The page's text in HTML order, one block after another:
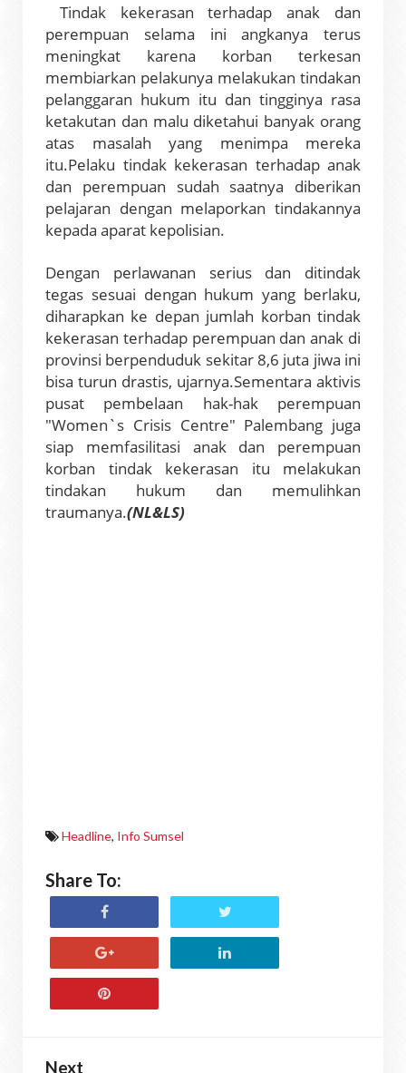
Tindak kekerasan terhadap anak dan
perempuan selama ini angkanya terus
meningkat karena korban terkesan
membiarkan pelakunya melakukan tindakan
pelanggaran hukum itu dan tingginya rasa
ketakutan dan malu diketahui banyak orang
atas masalah yang menimpa mereka
itu.Pelaku tindak kekerasan terhadap anak
dan perempuan sudah saatnya diberikan
pelajaran dengan melaporkan tindakannya
kepada aparat kepolisian.
Dengan perlawanan serius dan ditindak
tegas sesuai dengan hukum yang berlaku,
diharapkan ke depan jumlah korban tindak
kekerasan terhadap perempuan dan anak di
provinsi berpenduduk sekitar 8,6 juta jiwa ini
bisa turun drastis, ujarnya.Sementara aktivis
pusat pembelaan hak-hak perempuan
"Women`s Crisis Centre" Palembang juga
siap memfasilitasi anak dan perempuan
korban tindak kekerasan itu melakukan
tindakan hukum dan memulihkan
traumanya.(NL&LS)
Headline, Info Sumsel
Share To:
Next